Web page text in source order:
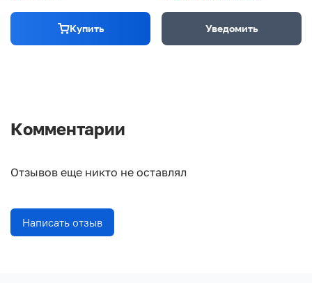
Купить Уведомить
Комментарии
Отзывов еще никто не оставлял
Написать отзыв